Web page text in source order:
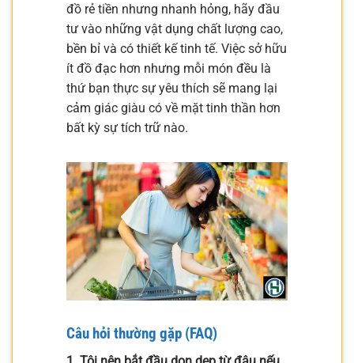
đồ rẻ tiền nhưng nhanh hỏng, hãy đầu
tư vào những vật dụng chất lượng cao,
bền bỉ và có thiết kế tinh tế. Việc sở hữu
ít đồ đạc hơn nhưng mỗi món đều là
thứ bạn thực sự yêu thích sẽ mang lại
cảm giác giàu có về mặt tinh thần hơn
bất kỳ sự tích trữ nào.
Câu hỏi thường gặp (FAQ)